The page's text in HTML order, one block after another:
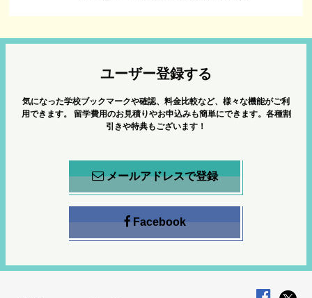
ユーザー登録する
気になった学校ブックマークや確認、料金比較など、様々な機能がご利
用できます。
留学費用のお見積りやお申込みも簡単にできます。各種割
引きや特典もございます！
メールアドレスで登録
Facebook